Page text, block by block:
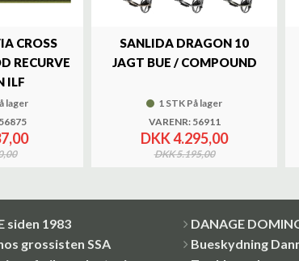
CROSS
RECURVE
ILF
lager
SANLIDA DRAGON 10
JAGT BUE / COMPOUND
1 STK På lager
VARENR: 56911
DKK 4.295,00
DKK 5.195,00
siden 1983
DANAGE
grossisten SSA
Bueskydning